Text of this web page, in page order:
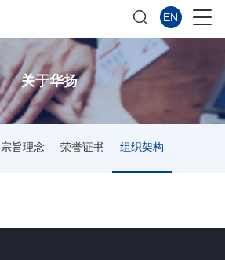
EN
关于华扬
宗旨理念 荣誉证书 组织架构